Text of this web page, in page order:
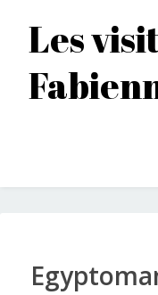
contenu
principal
Les